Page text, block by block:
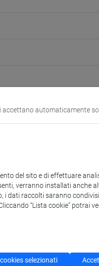
automaticamente
del sito e di effettuare
verranno installati anche
i dati raccolti saranno
“Lista cookie” potrai
selezionati